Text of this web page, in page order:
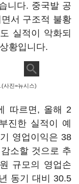
니다. 중국발 공
서 구조적 불황
실적이 악화되
황입니다.
사진=뉴시스)
따르면, 올해 2
진한 실적이 예
영업이익은 38
소할 것으로 추
규모의 영업손
동기 대비 30.5